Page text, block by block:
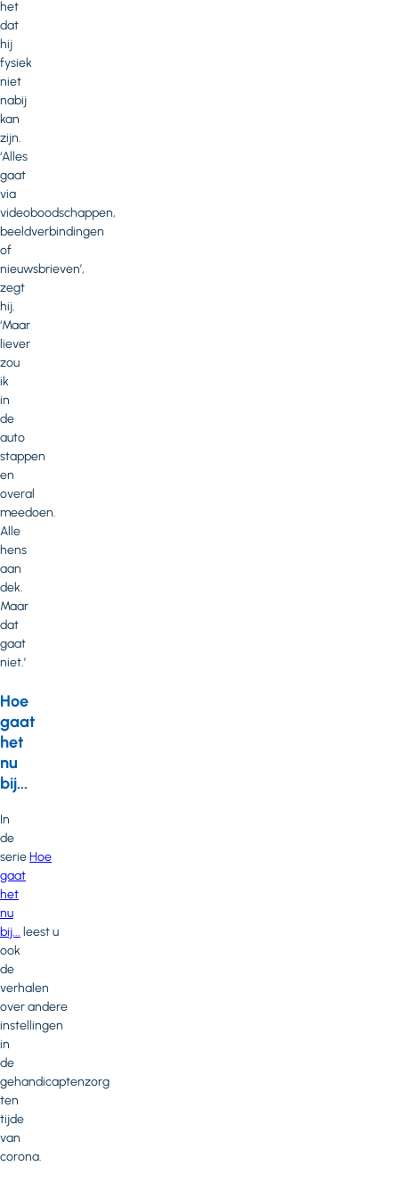
het
dat
hij
fysiek
niet
nabij
kan
zijn.
‘Alles
gaat
via
videoboodschappen,
beeldverbindingen
of
nieuwsbrieven’,
zegt
hij.
‘Maar
liever
zou
ik
in
de
auto
stappen
en
overal
meedoen.
Alle
hens
aan
dek.
Maar
dat
gaat
niet.’
Hoe
gaat
het
nu
bij...
In
de
serieHoe
gaat
het
nu
bij... leest u
ook
de
verhalen
over andere
instellingen
in
de
gehandicaptenzorg
ten
tijde
van
corona.